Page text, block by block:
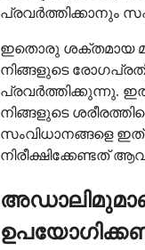
പ്രവർത്തിക്കാനും
ഇതൊരു ശക്തമായ
നിങ്ങളുടെ
പ്രവർത്തിക്കുന്നു.
നിങ്ങളുടെ
സംവിധാനങ്ങളെ
നിരീക്ഷിക്കേണ്ടത്